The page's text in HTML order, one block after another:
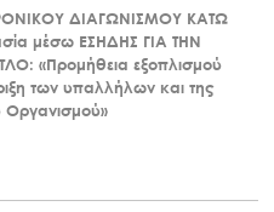
ΔΙΑΓΩΝΙΣΜΟΥ ΚΑΤΩ
μέσω ΕΣΗΔΗΣ ΓΙΑ ΤΗΝ
«Προμήθεια εξοπλισμού
των υπαλλήλων και της